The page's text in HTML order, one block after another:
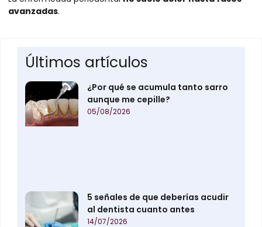
avanzadas.
Últimos artículos
¿Por qué se acumula tanto sarro
aunque me cepille?
05/08/2026
5 señales de que deberías acudir
al dentista cuanto antes
14/07/2026